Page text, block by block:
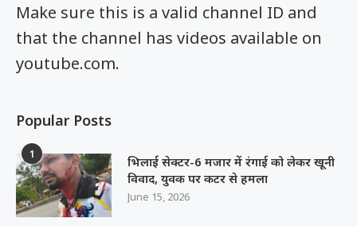
Make sure this is a valid channel ID and
that the channel has videos available on
youtube.com.
Popular Posts
1
भिलाई सेक्टर-6 मजार में रंगाई को लेकर खूनी
विवाद, युवक पर कटर से हमला
June 15, 2026